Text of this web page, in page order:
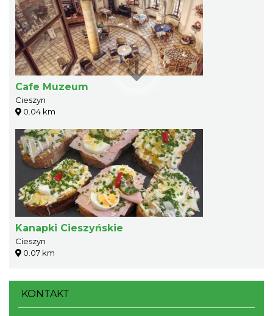
Cafe Muzeum
Cieszyn
0.04 km
Kanapki Cieszyńskie
Cieszyn
0.07 km
KONTAKT